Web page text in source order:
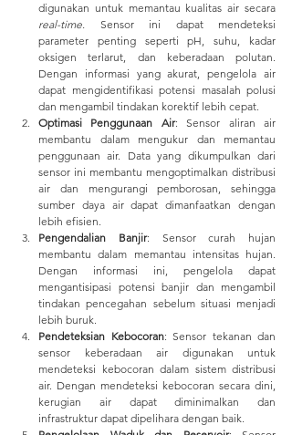
real-time. Sensor ini dapat mendeteksi
parameter penting seperti pH, suhu, kadar
oksigen terlarut, dan keberadaan polutan.
Dengan informasi yang akurat, pengelola air
dapat mengidentifikasi potensi masalah polusi
dan mengambil tindakan korektif lebih cepat.
Optimasi Penggunaan Air: Sensor aliran air
membantu dalam mengukur dan memantau
penggunaan air. Data yang dikumpulkan dari
sensor ini membantu mengoptimalkan distribusi
air dan mengurangi pemborosan, sehingga
sumber daya air dapat dimanfaatkan dengan
lebih efisien.
Pengendalian Banjir: Sensor curah hujan
membantu dalam memantau intensitas hujan.
Dengan informasi ini, pengelola dapat
mengantisipasi potensi banjir dan mengambil
tindakan pencegahan sebelum situasi menjadi
lebih buruk.
Pendeteksian Kebocoran: Sensor tekanan dan
sensor keberadaan air digunakan untuk
mendeteksi kebocoran dalam sistem distribusi
air. Dengan mendeteksi kebocoran secara dini,
kerugian air dapat diminimalkan dan
infrastruktur dapat dipelihara dengan baik.